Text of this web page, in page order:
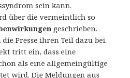
sein kann.
über die vermeintlich so
geschrieben.
Presse ihren Teil dazu bei.
tritt ein, dass eine
als eine allgemeingültige
wird. Die Meldungen aus